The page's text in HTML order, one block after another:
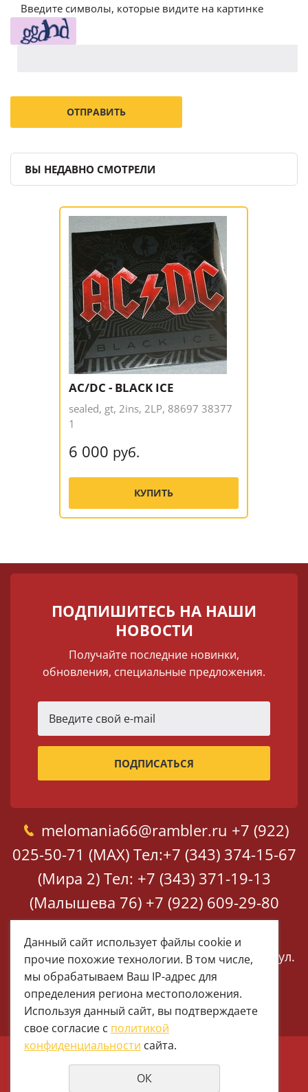
Введите символы, которые видите на картинке
ВЫ НЕДАВНО СМОТРЕЛИ
AC/DC - BLACK ICE
sealed, gt, 2ins, 2LP, 88697 38377
1
6 000 руб.
КУПИТЬ
ПОДПИШИТЕСЬ НА НАШИ
НОВОСТИ
Получайте последние новинки,
обновления, специальные предложения.
melomania66@rambler.ru +7 (922)
025-50-71 (MAX) Тел:+7 (343) 374-15-67
(Мира 2) Тел: +7 (343) 371-19-13
(Малышева 76) +7 (922) 609-29-80
(MAX)
Екатеринбург, ул. Мира 2
Екатеринбург, ул.
Малышева 76
© 1997 - 2026 Меломания
Политика конфиденциальности
Данный сайт использует файлы cookie и
прочие похожие технологии. В том числе,
мы обрабатываем Ваш IP-адрес для
определения региона местоположения.
Используя данный сайт, вы подтверждаете
свое согласие с политикой
конфиденциальности сайта.
ОК